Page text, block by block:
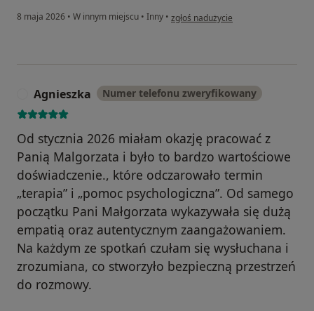
8 maja 2026 • W innym miejscu • Inny • w opinii użytkownika Karolina
zgłoś nadużycie
Agnieszka Numer telefonu zweryfikowany
Od stycznia 2026 miałam okazję pracować z
Panią Malgorzata i było to bardzo wartościowe
doświadczenie., które odczarowało termin
„terapia” i „pomoc psychologiczna”. Od samego
początku Pani Małgorzata wykazywała się dużą
empatią oraz autentycznym zaangażowaniem.
Na każdym ze spotkań czułam się wysłuchana i
zrozumiana, co stworzyło bezpieczną przestrzeń
do rozmowy.